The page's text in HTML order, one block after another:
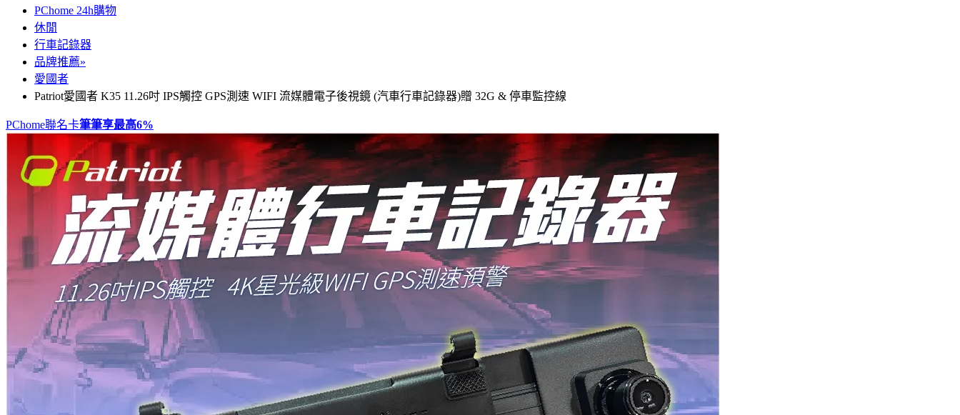
PChome 24h購物
休閒
行車記錄器
品牌推薦»
愛國者
Patriot愛國者 K35 11.26吋 IPS觸控 GPS測速 WIFI 流媒體電子後視鏡 (汽車行車記錄器)贈 32G & 停車監控線
PChome聯名卡筆筆享最高6%